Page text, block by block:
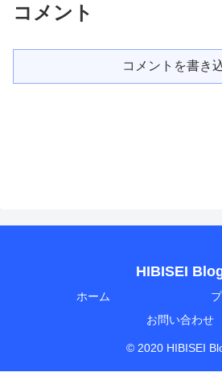
コメント
コメントを書き
HIBISEI
ホーム
お問い合わせ
© 2020 HIBISEI